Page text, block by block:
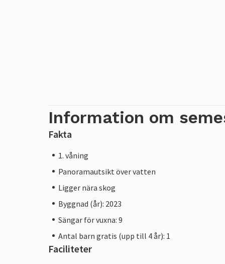
Information om
Fakta
1. våning
Panoramautsikt över vatten
Ligger nära skog
Byggnad (år): 2023
Sängar för vuxna: 9
Antal barn gratis (upp till 4 år): 1
Faciliteter